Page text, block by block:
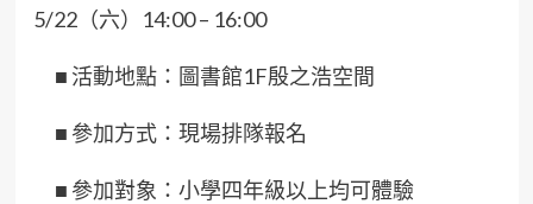
5/22（六）14:00 – 16:00
■ 活動地點：圖書館1F殷之浩空間
■ 參加方式：現場排隊報名
■ 參加對象：小學四年級以上均可體驗